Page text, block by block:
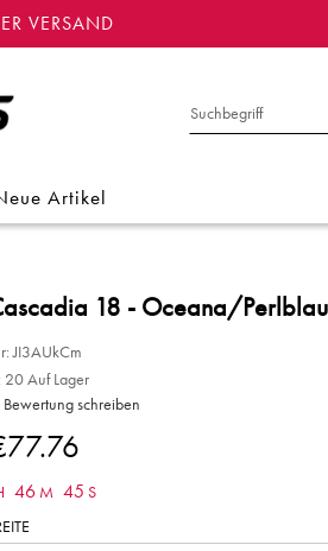
VERSAND
Artikel
18 - Oceana/
JI3AUkCm
20 Auf Lager
Bewertung schreiben
46 M 45 S